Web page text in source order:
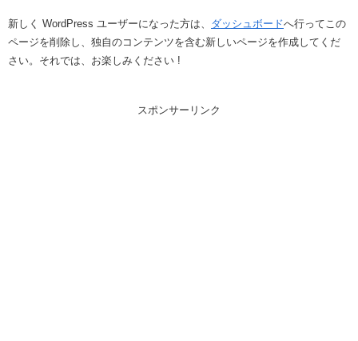
新しく WordPress ユーザーになった方は、 ダッシュボードへ行ってこの
ページを削除し、独自のコンテンツを含む新しいページを作成してくだ
さい。それでは、お楽しみください !
スポンサーリンク